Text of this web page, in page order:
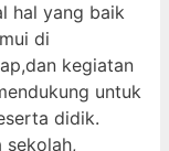
hal yang baik
di
kegiatan
untuk
didik.
sekolah,